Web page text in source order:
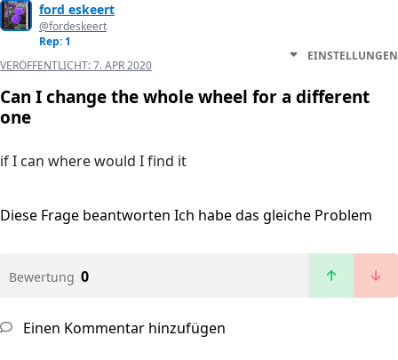
ford eskeert
@fordeskeert
Rep: 1
VERÖFFENTLICHT:7. APR 2020
EINSTELLUNGEN
Can I change the whole wheel for a different
one
if I can where would I find it
Diese Frage beantworten Ich habe das gleiche Problem
Bewertung 0
Einen Kommentar hinzufügen